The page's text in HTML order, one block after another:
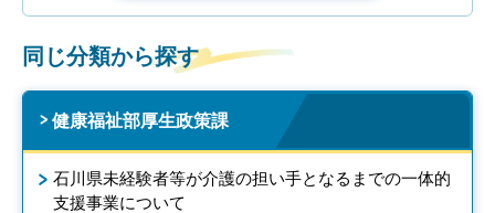
同じ分類から探す
健康福祉部厚生政策課
石川県未経験者等が介護の担い手となるまでの一体的
支援事業について